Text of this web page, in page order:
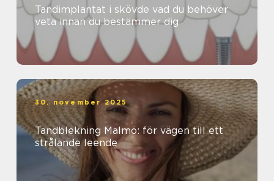
Tandimplantat i skövde vad du behöver
veta innan du bestämmer dig
30. november 2025
Tandblekning Malmö: för vägen till ett
strålande leende